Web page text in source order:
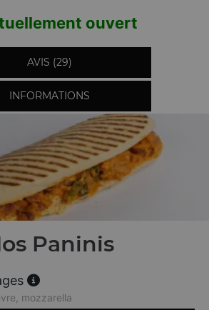
ouvert
AVIS (29)
INFORMATIONS
Paninis
mozzarella